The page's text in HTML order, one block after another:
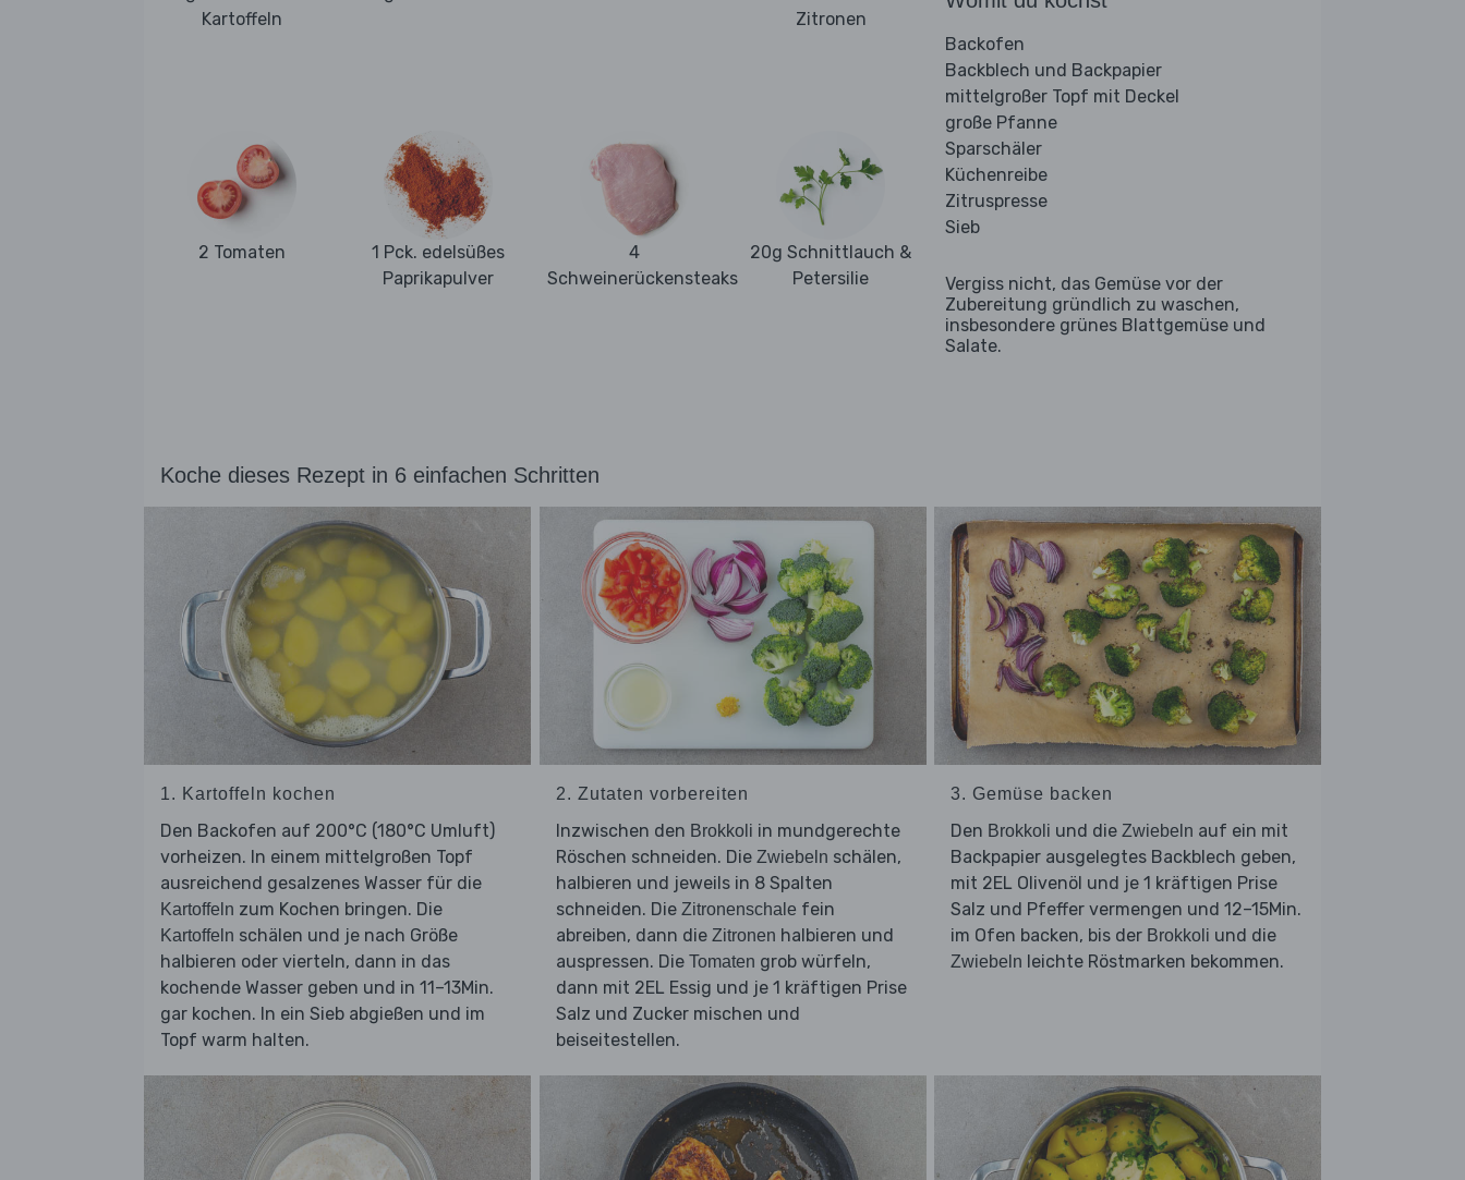
Kartoffeln
Zitronen
2 Tomaten
1 Pck. edelsüßes
Paprikapulver
4
Schweinerückensteaks
20g Schnittlauch &
Petersilie
Backofen
Backblech und Backpapier
mittelgroßer Topf mit Deckel
große Pfanne
Sparschäler
Küchenreibe
Zitruspresse
Sieb
Vergiss nicht, das Gemüse vor der
Zubereitung gründlich zu waschen,
insbesondere grünes Blattgemüse und
Salate.
Koche dieses Rezept in 6 einfachen Schritten
1. Kartoffeln kochen
Den Backofen auf 200°C (180°C Umluft)
vorheizen. In einem mittelgroßen Topf
ausreichend gesalzenes Wasser für die
Kartoffeln zum Kochen bringen. Die
Kartoffeln schälen und je nach Größe
halbieren oder vierteln, dann in das
kochende Wasser geben und in 11–13Min.
gar kochen. In ein Sieb abgießen und im
Topf warm halten.
2. Zutaten vorbereiten
Inzwischen den Brokkoli in mundgerechte
Röschen schneiden. Die Zwiebeln schälen,
halbieren und jeweils in 8 Spalten
schneiden. Die Zitronenschale fein
abreiben, dann die Zitronen halbieren und
auspressen. Die Tomaten grob würfeln,
dann mit 2EL Essig und je 1 kräftigen Prise
Salz und Zucker mischen und
beiseitestellen.
3. Gemüse backen
Den Brokkoli und die Zwiebeln auf ein mit
Backpapier ausgelegtes Backblech geben,
mit 2EL Olivenöl und je 1 kräftigen Prise
Salz und Pfeffer vermengen und 12–15Min.
im Ofen backen, bis der Brokkoli und die
Zwiebeln leichte Röstmarken bekommen.